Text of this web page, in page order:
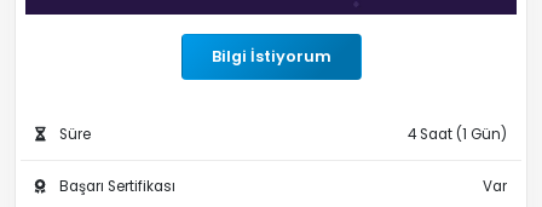
Bilgi İstiyorum
Süre 4 Saat (1 Gün)
Başarı Sertifikası Var